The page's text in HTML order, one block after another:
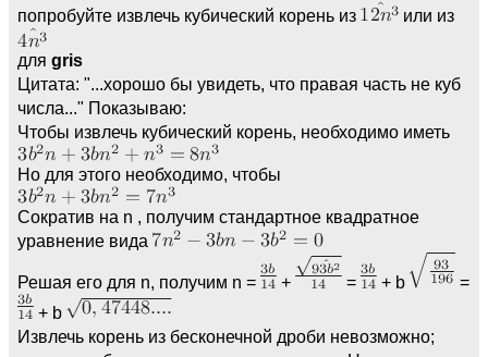
попробуйте извлечь кубический корень из
или из
для gris
Цитата: "...хорошо бы увидеть, что правая часть не куб
числа..." Показываю:
Чтобы извлечь кубический корень, необходимо иметь
Но для этого необходимо, чтобы
Сократив на n , получим стандартное квадратное
уравнение вида
Решая его для n, получим n = + = + b
=
+ b
Извлечь корень из бесконечной дроби невозможно;